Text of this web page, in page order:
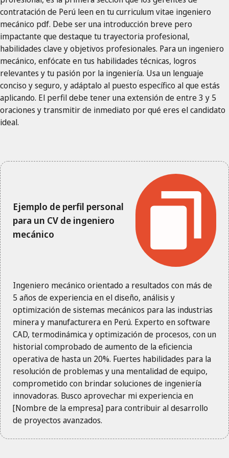
contratación de Perú leen en tu curriculum vitae ingeniero
mecánico pdf. Debe ser una introducción breve pero
impactante que destaque tu trayectoria profesional,
habilidades clave y objetivos profesionales. Para un ingeniero
mecánico, enfócate en tus habilidades técnicas, logros
relevantes y tu pasión por la ingeniería. Usa un lenguaje
conciso y seguro, y adáptalo al puesto específico al que estás
aplicando. El perfil debe tener una extensión de entre 3 y 5
oraciones y transmitir de inmediato por qué eres el candidato
ideal.
Ejemplo de perfil personal
para un CV de ingeniero
mecánico
Ingeniero mecánico orientado a resultados con más de
5 años de experiencia en el diseño, análisis y
optimización de sistemas mecánicos para las industrias
minera y manufacturera en Perú. Experto en software
CAD, termodinámica y optimización de procesos, con un
historial comprobado de aumento de la eficiencia
operativa de hasta un 20%. Fuertes habilidades para la
resolución de problemas y una mentalidad de equipo,
comprometido con brindar soluciones de ingeniería
innovadoras. Busco aprovechar mi experiencia en
[Nombre de la empresa] para contribuir al desarrollo
de proyectos avanzados.